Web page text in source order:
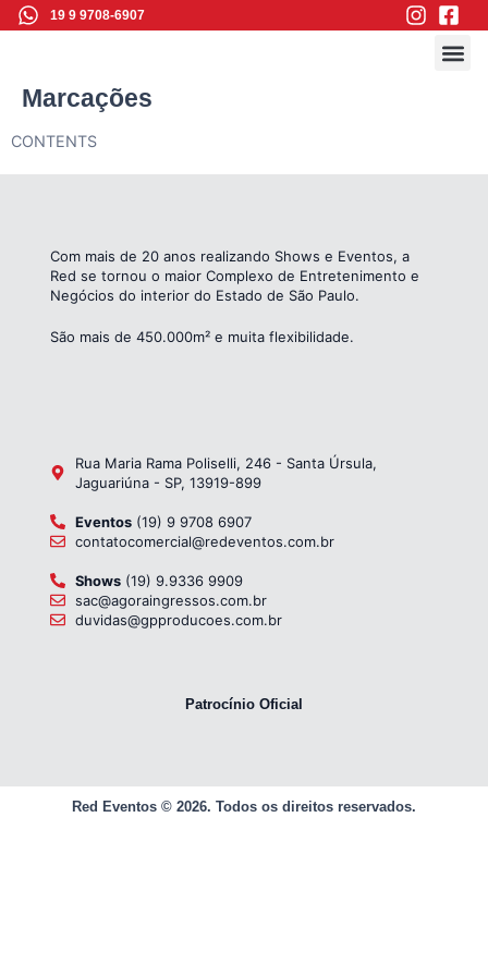
19 9 9708-6907
Marcações
CONTENTS
Com mais de 20 anos realizando Shows e Eventos, a
Red se tornou o maior Complexo de Entretenimento e
Negócios do interior do Estado de São Paulo.
São mais de 450.000m² e muita flexibilidade.
Rua Maria Rama Poliselli, 246 - Santa Úrsula,
Jaguariúna - SP, 13919-899
Eventos(19) 9 9708 6907
contatocomercial@redeventos.com.br
Shows(19) 9.9336 9909
sac@agoraingressos.com.br
duvidas@gpproducoes.com.br
Patrocínio Oficial
Red Eventos © 2026. Todos os direitos reservados.